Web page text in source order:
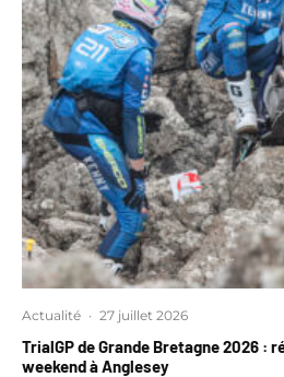
Actualité · 27 juillet 2026
TrialGP de Grande Bretagne 2026 :
weekend à Anglesey